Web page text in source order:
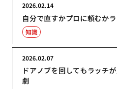
自分で直すかプロに頼むか
2026.02.14
知識
ドアノブを回してもラッチ
劇
2026.02.07